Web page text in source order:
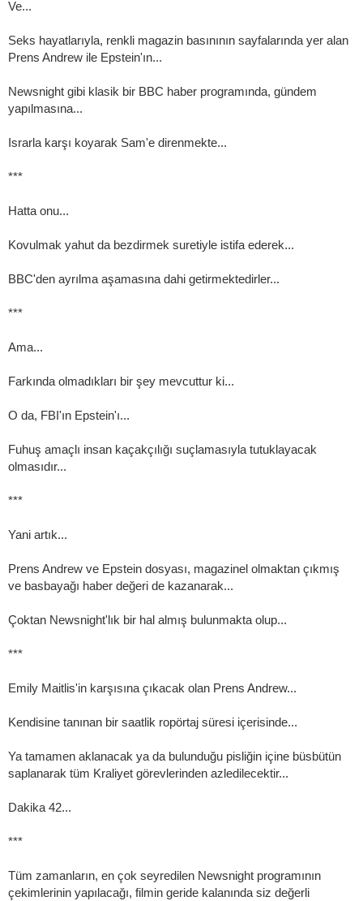
Ve...
Seks hayatlarıyla, renkli magazin basınının sayfalarında yer alan
Prens Andrew ile Epstein'ın...
Newsnight gibi klasik bir BBC haber programında, gündem
yapılmasına...
Israrla karşı koyarak Sam'e direnmekte...
***
Hatta onu...
Kovulmak yahut da bezdirmek suretiyle istifa ederek...
BBC'den ayrılma aşamasına dahi getirmektedirler...
***
Ama...
Farkında olmadıkları bir şey mevcuttur ki...
O da, FBI'ın Epstein'ı...
Fuhuş amaçlı insan kaçakçılığı suçlamasıyla tutuklayacak
olmasıdır...
***
Yani artık...
Prens Andrew ve Epstein dosyası, magazinel olmaktan çıkmış
ve basbayağı haber değeri de kazanarak...
Çoktan Newsnight'lık bir hal almış bulunmakta olup...
***
Emily Maitlis'in karşısına çıkacak olan Prens Andrew...
Kendisine tanınan bir saatlik ropörtaj süresi içerisinde...
Ya tamamen aklanacak ya da bulunduğu pisliğin içine büsbütün
saplanarak tüm Kraliyet görevlerinden azledilecektir...
Dakika 42...
***
Tüm zamanların, en çok seyredilen Newsnight programının
çekimlerinin yapılacağı, filmin geride kalanında siz değerli